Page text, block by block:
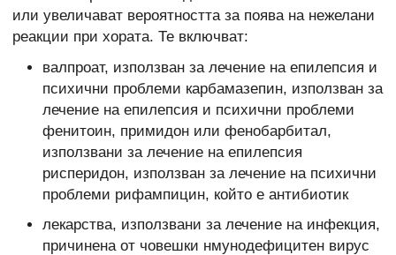
или увеличават вероятността за поява на нежелани
реакции при хората. Те включват:
валпроат, използван за лечение на епилепсия и
психични проблеми карбамазепин, използван за
лечение на епилепсия и психични проблеми
фенитоин, примидон или фенобарбитал,
използвани за лечение на епилепсия
рисперидон, използван за лечение на психични
проблеми рифампицин, който е антибиотик
лекарства, използвани за лечение на инфекция,
причинена от човешки нмунодефицитен вирус